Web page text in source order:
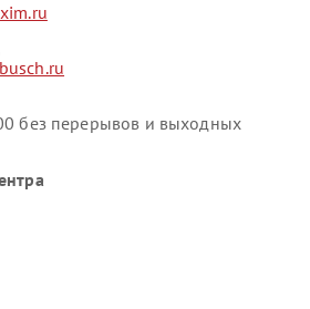
без перерывов и выходных